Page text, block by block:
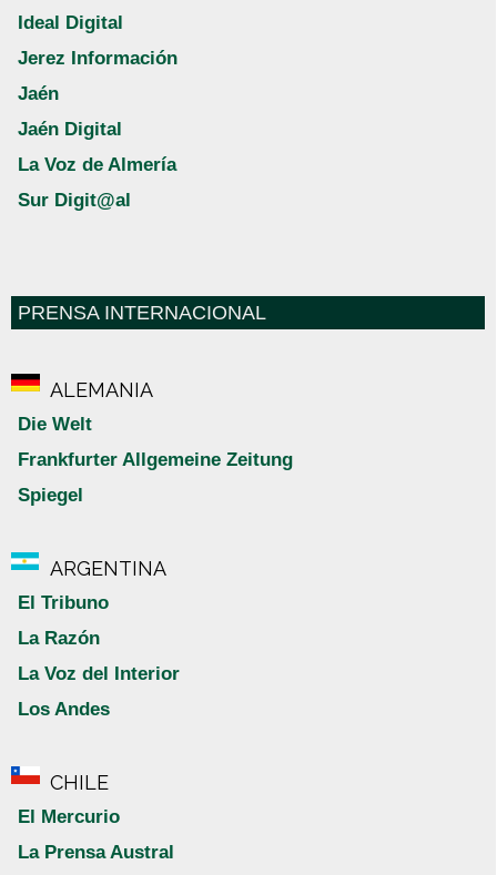
Ideal Digital
Jerez Información
Jaén
Jaén Digital
La Voz de Almería
Sur Digit@al
PRENSA INTERNACIONAL
ALEMANIA
Die Welt
Frankfurter Allgemeine Zeitung
Spiegel
ARGENTINA
El Tribuno
La Razón
La Voz del Interior
Los Andes
CHILE
El Mercurio
La Prensa Austral